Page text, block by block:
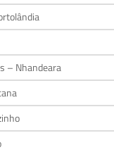
– Nhandeara